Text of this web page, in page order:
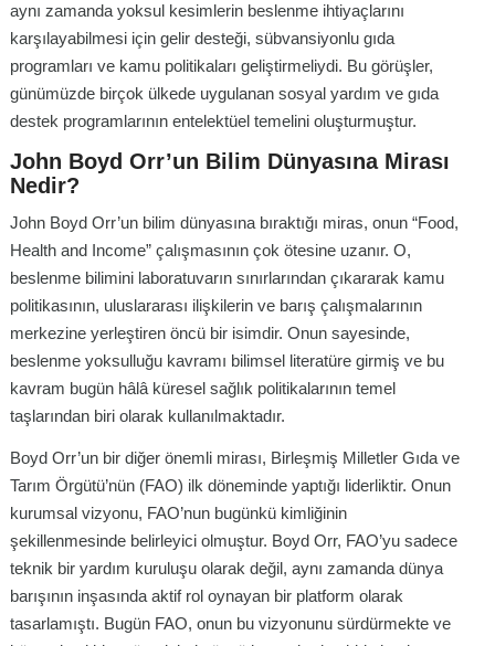
aynı zamanda yoksul kesimlerin beslenme ihtiyaçlarını
karşılayabilmesi için gelir desteği, sübvansiyonlu gıda
programları ve kamu politikaları geliştirmeliydi. Bu görüşler,
günümüzde birçok ülkede uygulanan sosyal yardım ve gıda
destek programlarının entelektüel temelini oluşturmuştur.
John Boyd Orr’un Bilim Dünyasına Mirası
Nedir?
John Boyd Orr’un bilim dünyasına bıraktığı miras, onun “Food,
Health and Income” çalışmasının çok ötesine uzanır. O,
beslenme bilimini laboratuvarın sınırlarından çıkararak kamu
politikasının, uluslararası ilişkilerin ve barış çalışmalarının
merkezine yerleştiren öncü bir isimdir. Onun sayesinde,
beslenme yoksulluğu kavramı bilimsel literatüre girmiş ve bu
kavram bugün hâlâ küresel sağlık politikalarının temel
taşlarından biri olarak kullanılmaktadır.
Boyd Orr’un bir diğer önemli mirası, Birleşmiş Milletler Gıda ve
Tarım Örgütü’nün (FAO) ilk döneminde yaptığı liderliktir. Onun
kurumsal vizyonu, FAO’nun bugünkü kimliğinin
şekillenmesinde belirleyici olmuştur. Boyd Orr, FAO’yu sadece
teknik bir yardım kuruluşu olarak değil, aynı zamanda dünya
barışının inşasında aktif rol oynayan bir platform olarak
tasarlamıştı. Bugün FAO, onun bu vizyonunu sürdürmekte ve